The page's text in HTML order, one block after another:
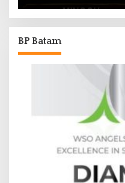
BP Batam